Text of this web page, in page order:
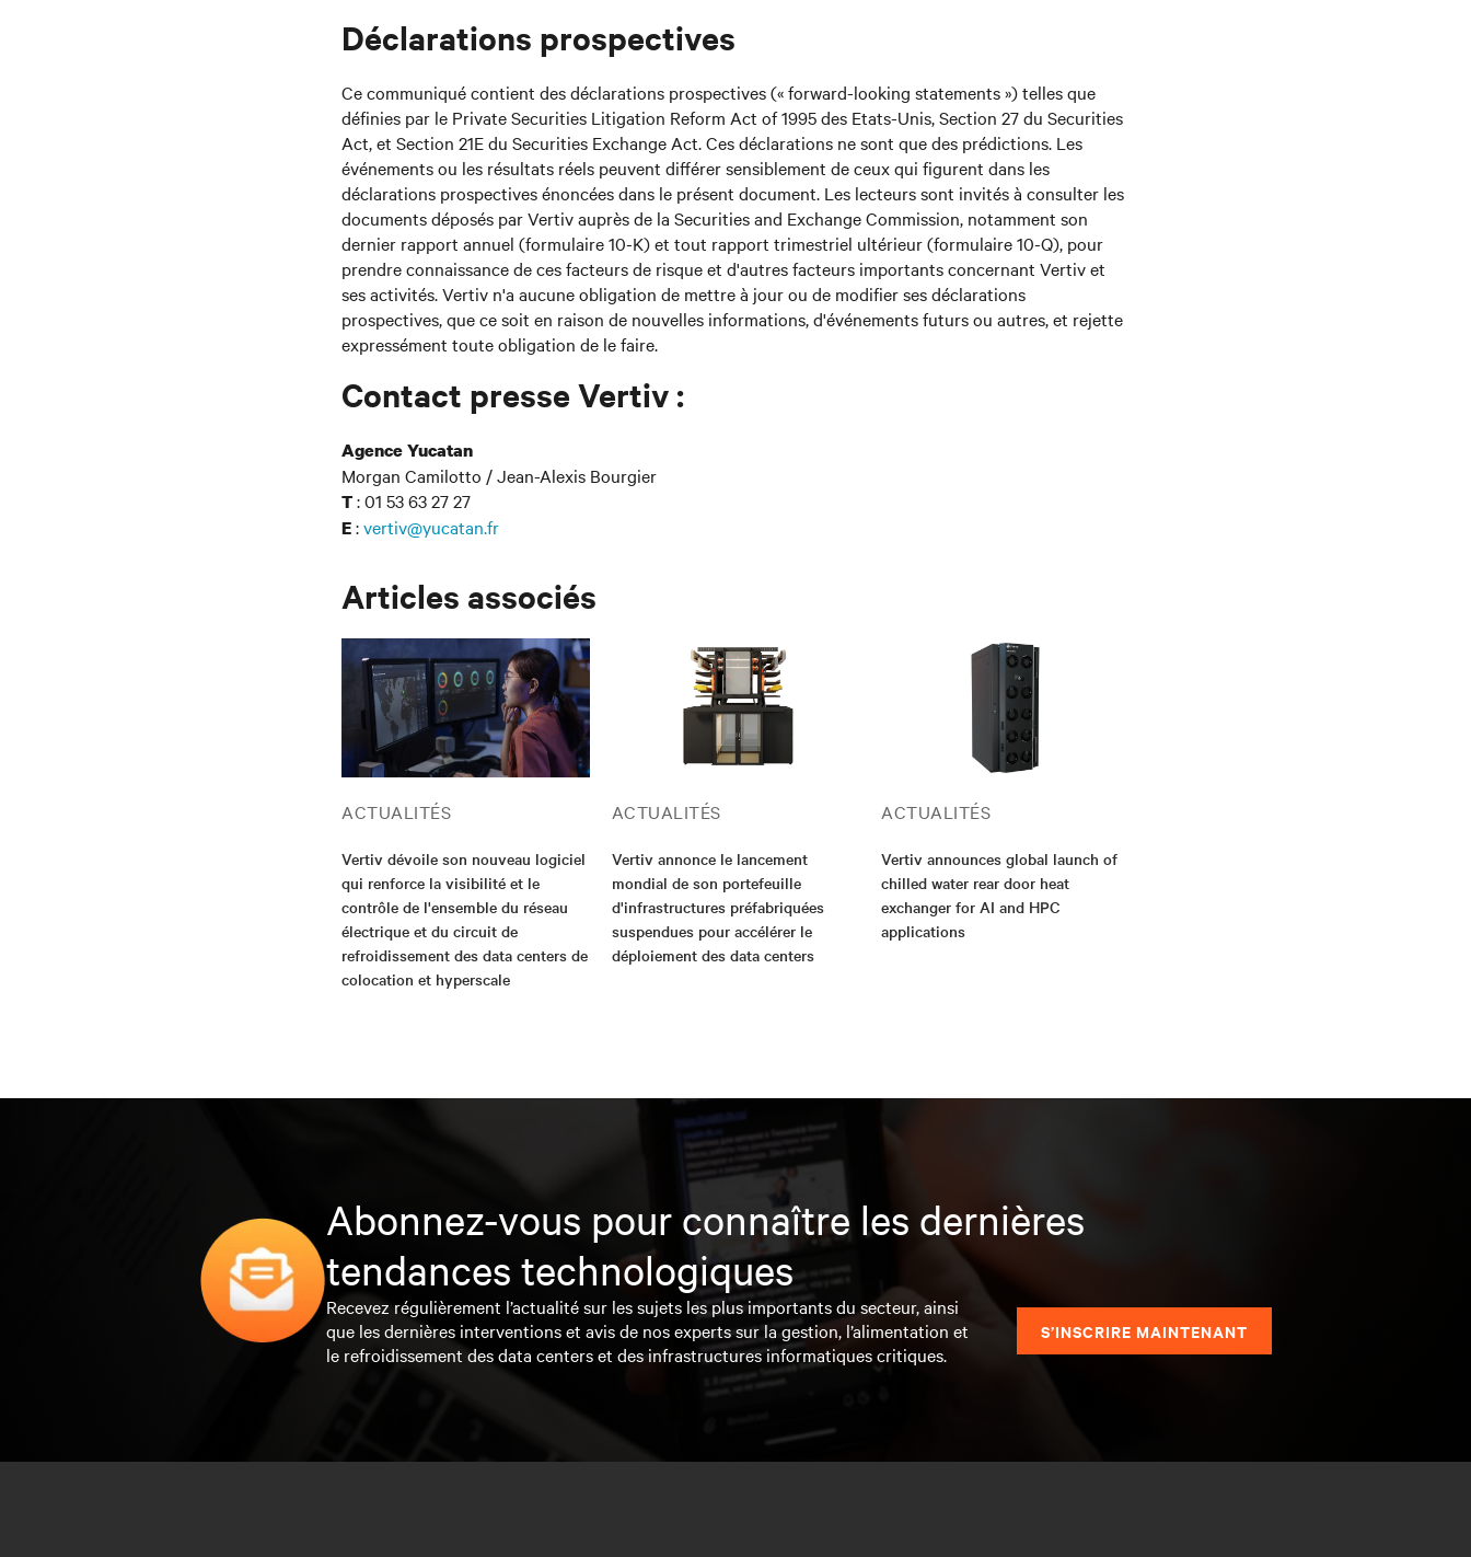
Déclarations prospectives
Ce communiqué contient des déclarations prospectives (« forward-looking statements ») telles que
définies par le Private Securities Litigation Reform Act of 1995 des Etats-Unis, Section 27 du Securities
Act, et Section 21E du Securities Exchange Act. Ces déclarations ne sont que des prédictions. Les
événements ou les résultats réels peuvent différer sensiblement de ceux qui figurent dans les
déclarations prospectives énoncées dans le présent document. Les lecteurs sont invités à consulter les
documents déposés par Vertiv auprès de la Securities and Exchange Commission, notamment son
dernier rapport annuel (formulaire 10-K) et tout rapport trimestriel ultérieur (formulaire 10-Q), pour
prendre connaissance de ces facteurs de risque et d'autres facteurs importants concernant Vertiv et
ses activités. Vertiv n'a aucune obligation de mettre à jour ou de modifier ses déclarations
prospectives, que ce soit en raison de nouvelles informations, d'événements futurs ou autres, et rejette
expressément toute obligation de le faire.
Contact presse Vertiv :
Agence Yucatan
Morgan Camilotto / Jean-Alexis Bourgier
T: 01 53 63 27 27
E:vertiv@yucatan.fr
Articles associés
ACTUALITÉS
Vertiv dévoile son nouveau logiciel
qui renforce la visibilité et le
contrôle de l'ensemble du réseau
électrique et du circuit de
refroidissement des data centers de
colocation et hyperscale
ACTUALITÉS
Vertiv annonce le lancement
mondial de son portefeuille
d'infrastructures préfabriquées
suspendues pour accélérer le
déploiement des data centers
ACTUALITÉS
Vertiv announces global launch of
chilled water rear door heat
exchanger for AI and HPC
applications
Abonnez-vous pour connaître les dernières
tendances technologiques
Recevez régulièrement l’actualité sur les sujets les plus importants du secteur, ainsi
que les dernières interventions et avis de nos experts sur la gestion, l’alimentation et
le refroidissement des data centers et des infrastructures informatiques critiques.
S’INSCRIRE MAINTENANT